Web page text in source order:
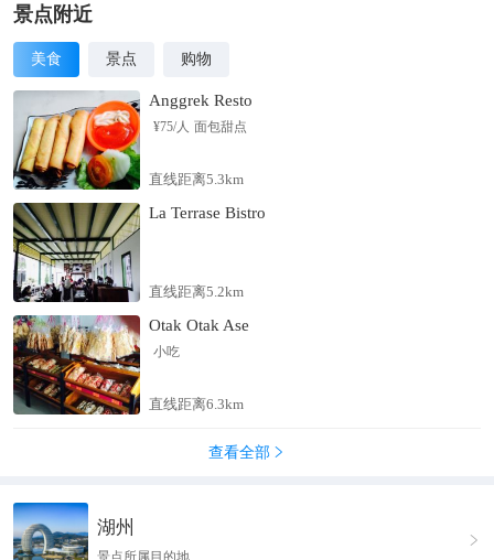
景点附近
美食 景点 购物
Anggrek Resto
¥75/人 面包甜点
直线距离5.3km
La Terrase Bistro
直线距离5.2km
Otak Otak Ase
小吃
直线距离6.3km
查看全部 
湖州
